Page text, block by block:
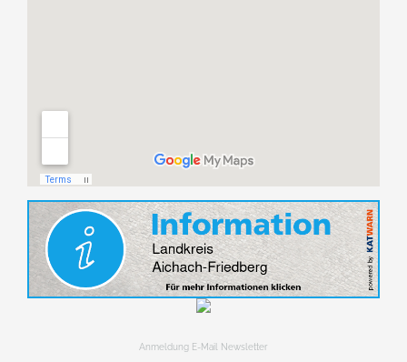
Anmeldung E-Mail Newsletter